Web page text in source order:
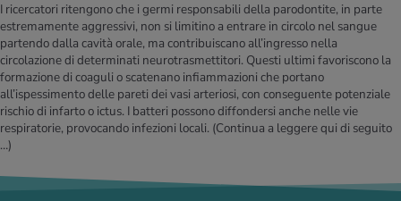
I ricercatori ritengono che i germi responsabili della parodontite, in parte
estremamente aggressivi, non si limitino a entrare in circolo nel sangue
partendo dalla cavità orale, ma contribuiscano all’ingresso nella
circolazione di determinati neurotrasmettitori. Questi ultimi favoriscono la
formazione di coaguli o scatenano infiammazioni che portano
all’ispessimento delle pareti dei vasi arteriosi, con conseguente potenziale
rischio di infarto o ictus. I batteri possono diffondersi anche nelle vie
respiratorie, provocando infezioni locali. (Continua a leggere qui di seguito
…)